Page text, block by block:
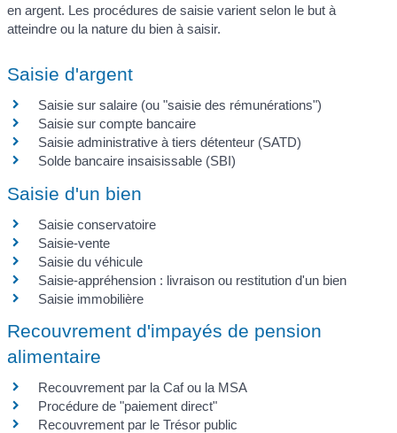
en argent. Les procédures de saisie varient selon le but à
atteindre ou la nature du bien à saisir.
Saisie d'argent
Saisie sur salaire (ou "saisie des rémunérations")
Saisie sur compte bancaire
Saisie administrative à tiers détenteur (SATD)
Solde bancaire insaisissable (SBI)
Saisie d'un bien
Saisie conservatoire
Saisie-vente
Saisie du véhicule
Saisie-appréhension : livraison ou restitution d'un bien
Saisie immobilière
Recouvrement d'impayés de pension
alimentaire
Recouvrement par la Caf ou la MSA
Procédure de "paiement direct"
Recouvrement par le Trésor public